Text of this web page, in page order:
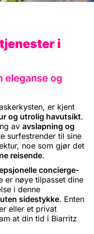
i
eleganse og
er kjent
og utrolig havutsikt.
av avslapning og
surfestrender til sine
noe som gjør det
reisende.
concierge-
er nøye tilpasset dine
i denne
uten sidestykke. Enten
eller et privat
at din tid i Biarritz